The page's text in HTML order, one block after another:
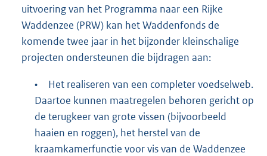
uitvoering van het Programma naar een Rijke
Waddenzee (PRW) kan het Waddenfonds de
komende twee jaar in het bijzonder kleinschalige
projecten ondersteunen die bijdragen aan:
•
Het realiseren van een completer voedselweb.
Daartoe kunnen maatregelen behoren gericht op
de terugkeer van grote vissen (bijvoorbeeld
haaien en roggen), het herstel van de
kraamkamerfunctie voor vis van de Waddenzee